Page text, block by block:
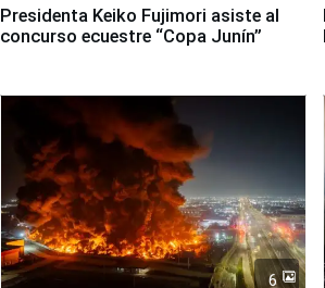
Presidenta Keiko Fujimori asiste al
concurso ecuestre “Copa Junín”
6